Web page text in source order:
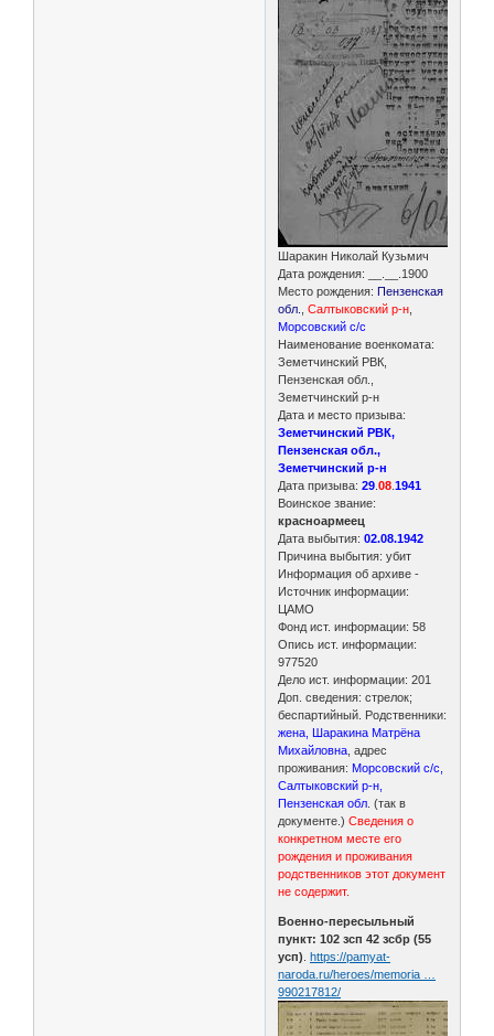
Шаракин Николай Кузьмич
Дата рождения: __.__.1900
Место рождения: Пензенская
обл.
Салтыковский р-н
Морсовский с/с
Наименование военкомата:
Земетчинский РВК,
Пензенская обл.,
Земетчинский р-н
Дата и место призыва:
Земетчинский РВК,
Пензенская обл.,
Земетчинский р-н
Дата призыва: 29 .08 .1941
Воинское звание:
красноармеец
Дата выбытия: 02.08.1942
Причина выбытия: убит
Информация об архиве -
Источник информации:
ЦАМО
Фонд ист. информации: 58
Опись ист. информации:
977520
Дело ист. информации: 201
Доп. сведения: стрелок;
беспартийный. Родственники:
жена, Шаракина Матрёна
Михайловна , адрес
проживания: Морсовский с/с,
Салтыковский р-н,
Пензенская обл . (так в
документе.)Сведения о
конкретном месте его
рождения и проживания
родственников этот документ
не содержит.
Военно-пересыльный
пункт: 102 зсп 42 зсбр (55
усп) .https://pamyat-
naroda.ru/heroes/memoria …
990217812/